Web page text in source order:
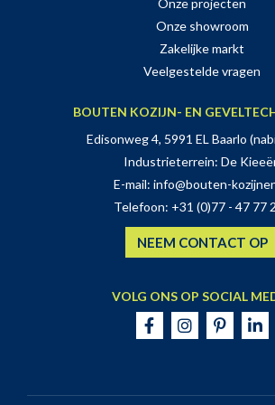
Onze projecten
Onze showroom
Zakelijke markt
Veelgestelde vragen
BOUTEN KOZIJN- EN
Edisonweg 4, 5991 EL Baarlo
Industrieterrein: De
E-mail: info@bouten-
Telefoon: +31 (0)77 - 47 77
NEEM CONTACT OP
VOLG ONS OP SOCIAL